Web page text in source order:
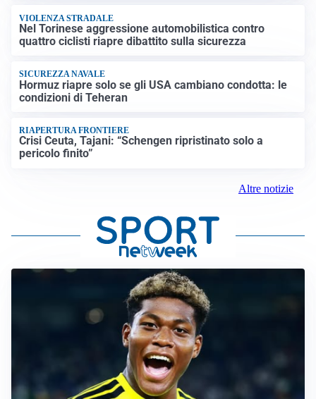
VIOLENZA STRADALE
Nel Torinese aggressione automobilistica contro
quattro ciclisti riapre dibattito sulla sicurezza
SICUREZZA NAVALE
Hormuz riapre solo se gli USA cambiano condotta: le
condizioni di Teheran
RIAPERTURA FRONTIERE
Crisi Ceuta, Tajani: “Schengen ripristinato solo a
pericolo finito”
Altre notizie